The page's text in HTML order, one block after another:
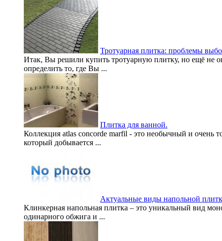
Тротуарная плитка: проблемы
Итак, Вы решили купить тротуарную плитку, но ещё не
определить то, где Вы ...
Плитка для ванной.
Коллекция atlas concorde marfil - это необычный и очень
который добывается ...
Актуальные виды напольной
Клинкерная напольная плитка – это уникальный вид
одинарного обжига и ...